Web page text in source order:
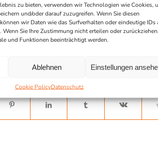
zu bieten, verwenden wir Technologien wie Cookies,
und/oder darauf zuzugreifen. Wenn Sie diesen
wir Daten wie das Surfverhalten oder eindeutige IDs
Wenn Sie Ihre Zustimmung nicht erteilen oder zurückziehen,
und Funktionen beeinträchtigt werden.
Ablehnen Einstellungen
Cookie PolicyDatenschutz